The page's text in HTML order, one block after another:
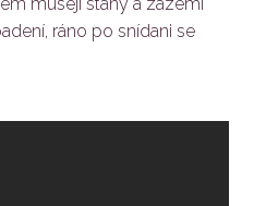
ráno po snídani se